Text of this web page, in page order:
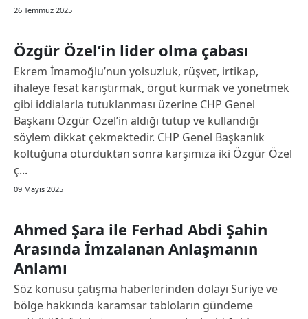
26 Temmuz 2025
Özgür Özel’in lider olma çabası
Ekrem İmamoğlu’nun yolsuzluk, rüşvet, irtikap,
ihaleye fesat karıştırmak, örgüt kurmak ve yönetmek
gibi iddialarla tutuklanması üzerine CHP Genel
Başkanı Özgür Özel’in aldığı tutup ve kullandığı
söylem dikkat çekmektedir. CHP Genel Başkanlık
koltuğuna oturduktan sonra karşımıza iki Özgür Özel
ç...
09 Mayıs 2025
Ahmed Şara ile Ferhad Abdi Şahin
Arasında İmzalanan Anlaşmanın
Anlamı
Söz konusu çatışma haberlerinden dolayı Suriye ve
bölge hakkında karamsar tabloların gündeme